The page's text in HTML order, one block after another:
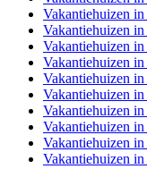
Vakantiehuizen
Vakantiehuizen
Vakantiehuizen
Vakantiehuizen
Vakantiehuizen
Vakantiehuizen in
Vakantiehuizen
Vakantiehuizen
Vakantiehuizen
Vakantiehuizen